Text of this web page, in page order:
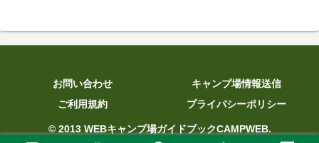
お問い合わせ
キャンプ場情報送信
ご利用規約
プライバシーポリシー
© 2013 WEBキャンプ場ガイドブックCAMPWEB.